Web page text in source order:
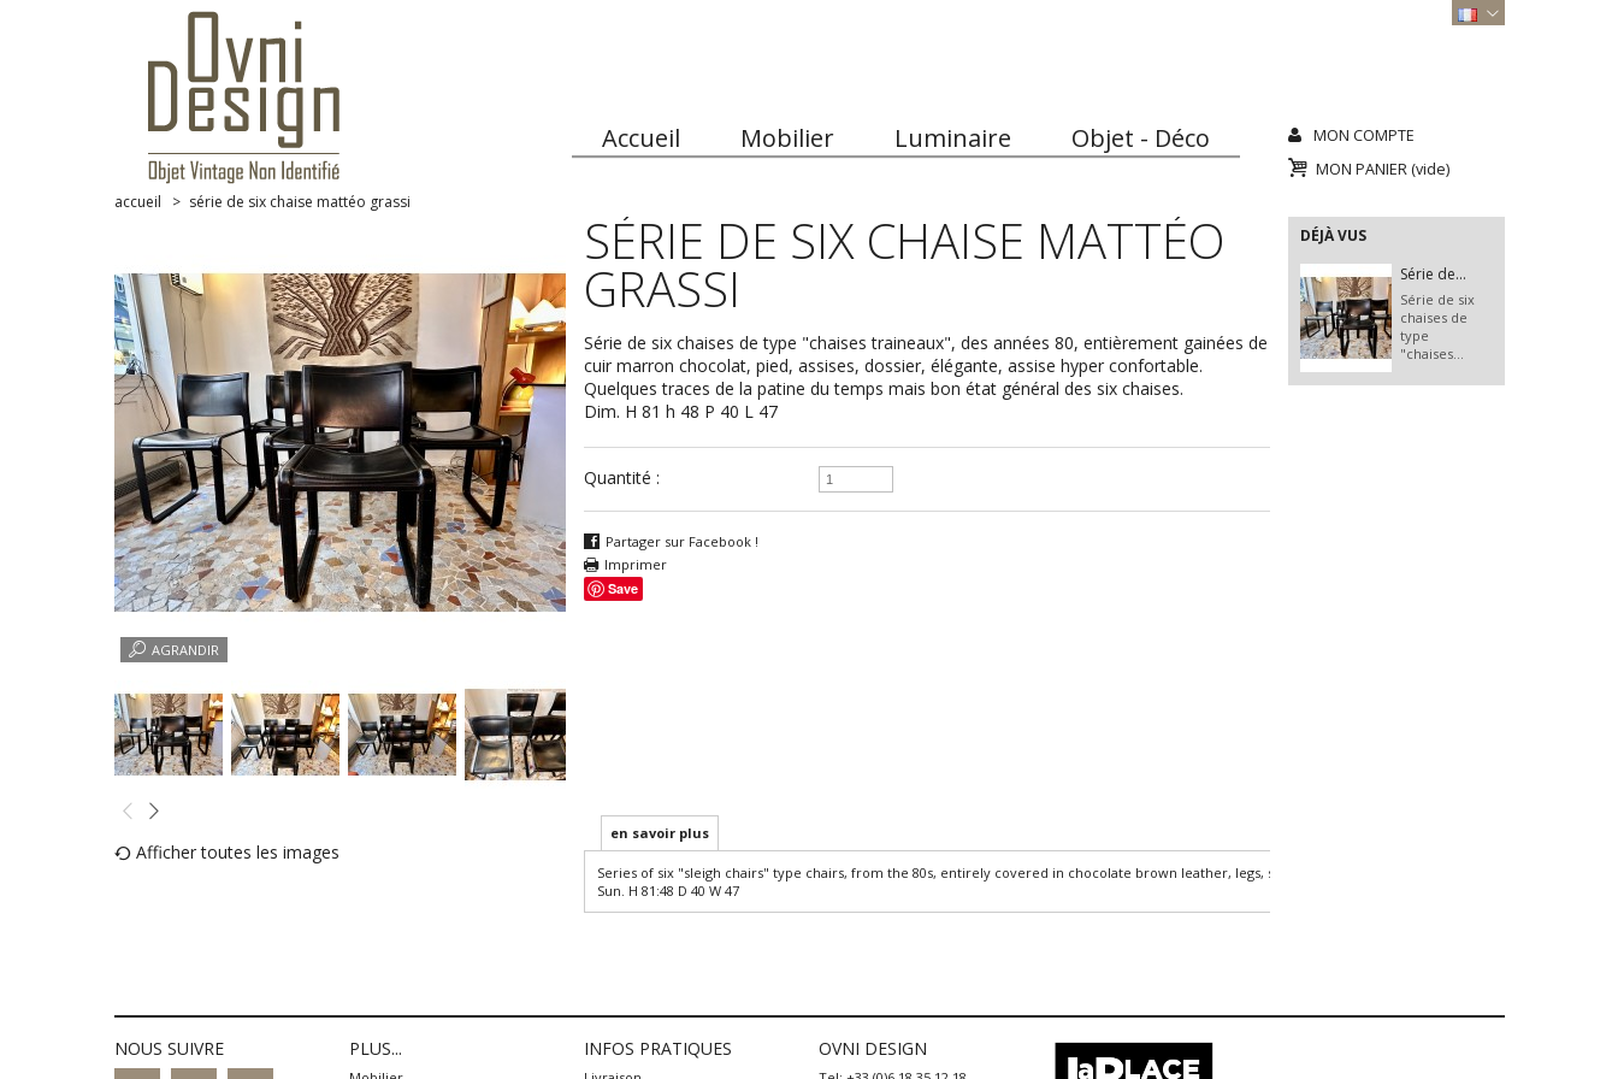
MON COMPTE
MON PANIER (vide)
Accueil Mobilier Luminaire Objet - Déco
accueil > série de six chaise mattéo grassi
AGRANDIR
Afficher toutes les images
SÉRIE DE SIX CHAISE MATTÉO
GRASSI
Série de six chaises de type "chaises traineaux", des années 80, entièrement gainées de
cuir marron chocolat, pied, assises, dossier, élégante, assise hyper confortable.
Quelques traces de la patine du temps mais bon état général des six chaises.
Dim. H 81 h 48 P 40 L 47
Quantité :
Partager sur Facebook !
Imprimer
Save
en savoir plus
Series of six "sleigh chairs" type chairs, from the 80s, entirely covered in chocolate brown leather, legs, seats, backrest, elegant, super comfortable seat.
Sun. H 81:48 D 40 W 47
DÉJÀ VUS
Série de...
Série de six
chaises de
type
"chaises...
NOUS SUIVRE PLUS... INFOS PRATIQUES OVNI DESIGN